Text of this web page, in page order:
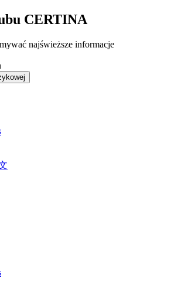
CERTINA
najświeższe informacje